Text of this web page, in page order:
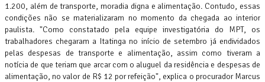
1.200, além de transporte, moradia digna e alimentação. Contudo, essas
condições não se materializaram no momento da chegada ao interior
paulista. "Como constatado pela equipe investigatória do MPT, os
trabalhadores chegaram a Itatinga no início de setembro já endividados
pelas despesas de transporte e alimentação, assim como tiveram a
notícia de que teriam que arcar com o aluguel da residência e despesas de
alimentação, no valor de R$ 12 por refeição", explica o procurador Marcus